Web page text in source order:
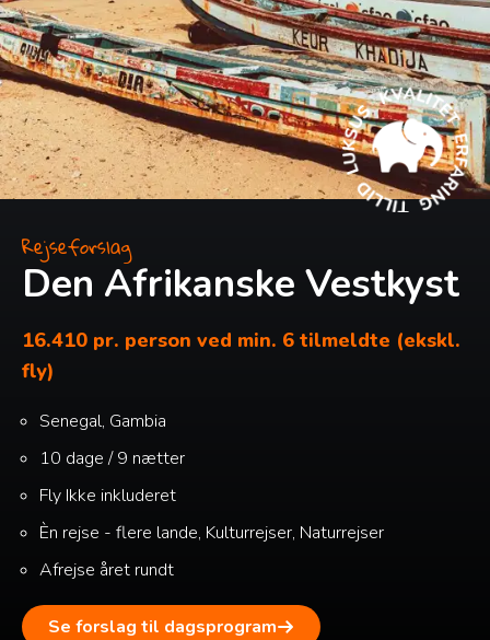
Rejseforslag
Den Afrikanske Vestkyst
16.410 pr. person ved min. 6 tilmeldte (ekskl.
fly)
Senegal, Gambia
10 dage / 9 nætter
Fly Ikke inkluderet
Èn rejse - flere lande, Kulturrejser, Naturrejser
Afrejse året rundt
Se forslag til dagsprogram